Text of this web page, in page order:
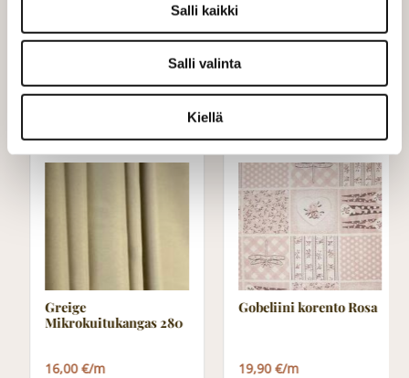
Salli kaikki
Salli valinta
Kiellä
on noin 1,5 viikkoa. Jos haluat
ommeltavan jotain muuta niin ota
yhteyttä kangaskeskus@elisanet.fi
Greige
Mikrokuitukangas 280
16,00 €/m
Gobeliini korento Rosa
19,90 €/m